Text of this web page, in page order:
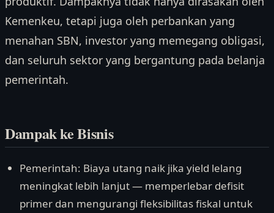
Kemenkeu, tetapi juga oleh perbankan yang
menahan SBN, investor yang memegang obligasi,
dan seluruh sektor yang bergantung pada belanja
pemerintah.
Dampak ke Bisnis
Pemerintah: Biaya utang naik jika yield lelang
meningkat lebih lanjut — memperlebar defisit
primer dan mengurangi fleksibilitas fiskal untuk